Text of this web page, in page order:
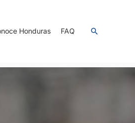
Honduras FAQ